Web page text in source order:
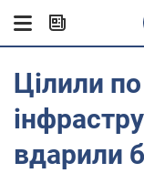
Цілили
вдарили